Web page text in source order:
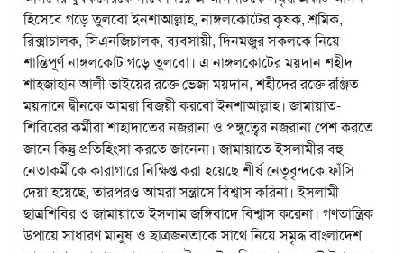
হিসেবে গড়ে তুলবো ইনশাআল্লাহ, নাঙ্গলকোটের কৃষক, শ্রমিক,
রিক্সাচালক, সিএনজিচালক, ব্যবসায়ী, দিনমজুর সকলকে নিয়ে
শান্তিপূর্ণ নাঙ্গলকোট গড়ে তুলবো। এ নাঙ্গলকোটের ময়দান শহীদ
শাহজাহান আলী ভাইয়ের রক্তে ভেজা ময়দান, শহীদের রক্তে রঞ্জিত
ময়দানে দ্বীনকে আমরা বিজয়ী করবো ইনশাআল্লাহ। জামায়াত-
শিবিরের কর্মীরা শাহাদাতের নজরানা ও পঙ্গুত্বের নজরানা পেশ করতে
জানে কিন্তু প্রতিহিংসা করতে জানেনা। জামায়াতে ইসলামীর বহু
নেতাকর্মীকে কারাগারে নিক্ষিপ্ত করা হয়েছে শীর্ষ নেতৃবৃন্দকে ফাঁসি
দেয়া হয়েছে, তারপরও আমরা সন্ত্রাসে বিশ্বাস করিনা। ইসলামী
ছাত্রশিবির ও জামায়াতে ইসলাম জঙ্গিবাদে বিশ্বাস করেনা। গণতান্ত্রিক
উপায়ে সাধারণ মানুষ ও ছাত্রজনতাকে সাথে নিয়ে সমৃদ্ধ বাংলাদেশ